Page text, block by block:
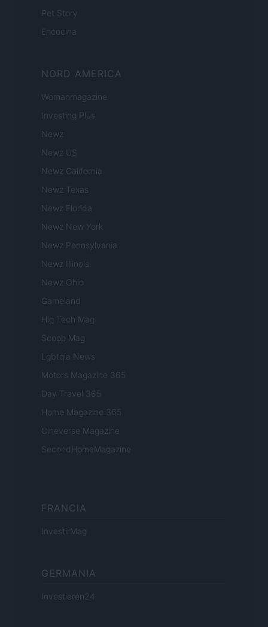
Pet Story
Encocina
NORD AMERICA
Womanmagazine
Investing Plus
Newz
Newz US
Newz California
Newz Texas
Newz Florida
Newz New York
Newz Pennsylvania
Newz Illinois
Newz Ohio
Gameland
Hig Tech Mag
Scoop Mag
Lgbtqia News
Motors Magazine 365
Day Travel 365
Home Magazine 365
Cineverse Magazine
SecondHomeMagazine
FRANCIA
InvestirMag
GERMANIA
Investieren24